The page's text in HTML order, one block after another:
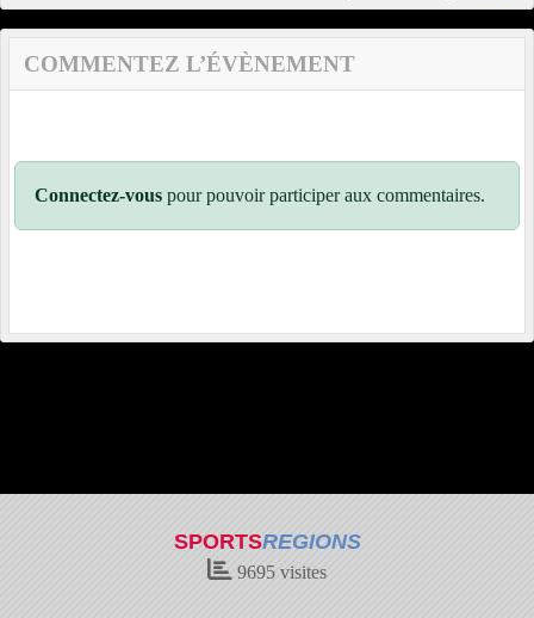
COMMENTEZ L’ÉVÈNEMENT
Connectez-vous pour pouvoir participer aux commentaires.
SPORTSREGIONS
9695 visites